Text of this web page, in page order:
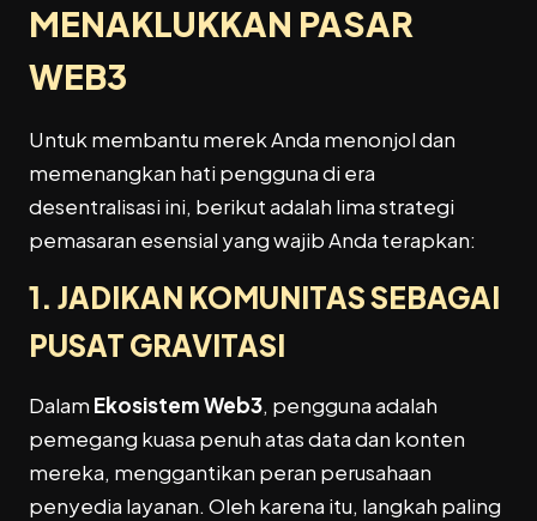
MENAKLUKKAN PASAR
WEB3
Untuk membantu merek Anda menonjol dan
memenangkan hati pengguna di era
desentralisasi ini, berikut adalah lima strategi
pemasaran esensial yang wajib Anda terapkan:
1. JADIKAN KOMUNITAS SEBAGAI
PUSAT GRAVITASI
Dalam Ekosistem Web3, pengguna adalah
pemegang kuasa penuh atas data dan konten
mereka, menggantikan peran perusahaan
penyedia layanan. Oleh karena itu, langkah paling